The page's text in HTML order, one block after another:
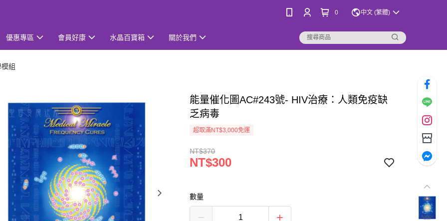
0 中文 (繁體)
優惠專區 會員好康 水晶百寶箱 關於我們
組
能量催化圖AC#243號- HIV治療：人類免疫缺
乏病毒
超取滿NT$3,000免運
NT$370
NT$300
數量